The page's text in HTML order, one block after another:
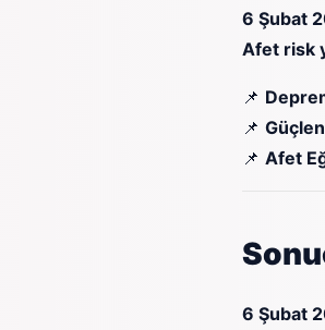
6 Şubat
Afet risk
📌
📌
📌 Afet
6 Şubat